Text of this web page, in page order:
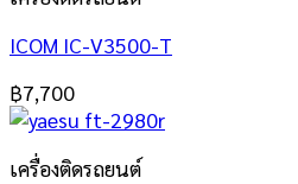
ICOM IC-V3500-T
฿7,700
เครื่องติดรถยนต์